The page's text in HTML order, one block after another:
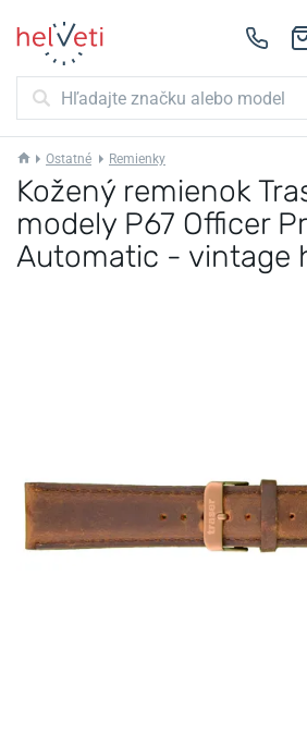
Ostatné Remienky
Kožený remienok
modely P67 Officer
Automatic - vintage